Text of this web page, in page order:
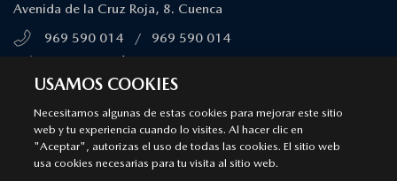
Avenida de la Cruz Roja, 8. Cuenca
969 590 014
/
969 590 014
Aviso legal Privacidad Cookies
SÍGUENOS EN
USAMOS COOKIES
Necesitamos algunas de estas cookies para mejorar este sitio
web y tu experiencia cuando lo visites. Al hacer clic en
"Aceptar", autorizas el uso de todas las cookies. El sitio web
usa cookies necesarias para tu visita al sitio web.